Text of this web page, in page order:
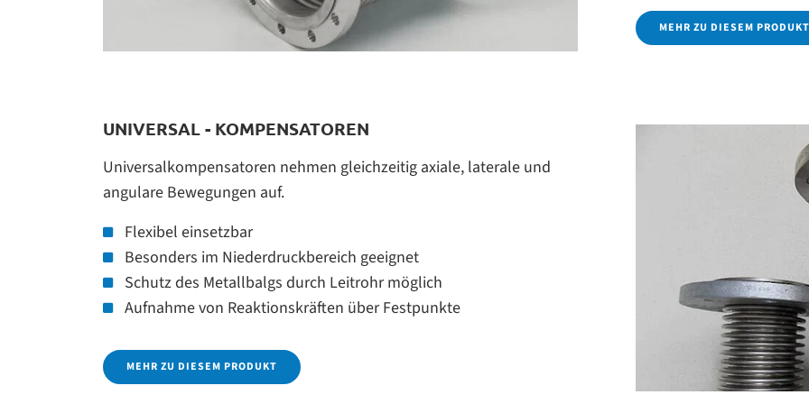
MEHR ZU DIESEM PRODUKT
UNIVERSAL - KOMPENSATOREN
Universalkompensatoren nehmen gleichzeitig axiale, laterale und
angulare Bewegungen auf.
Flexibel einsetzbar
Besonders im Niederdruckbereich geeignet
Schutz des Metallbalgs durch Leitrohr möglich
Aufnahme von Reaktionskräften über Festpunkte
MEHR ZU DIESEM PRODUKT